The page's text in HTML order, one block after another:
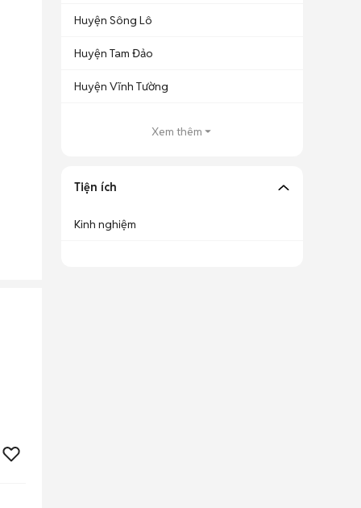
Huyện Sông Lô
Huyện Tam Đảo
Huyện Vĩnh Tường
Xem thêm
Tiện ích
Kinh nghiệm